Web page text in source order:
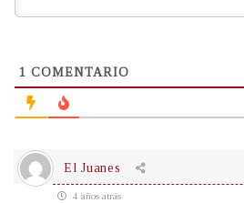
1 COMENTARIO
El Juanes
4 años atrás